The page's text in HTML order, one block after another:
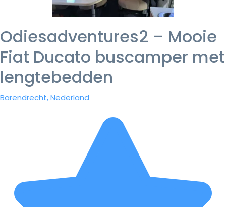
Odiesadventures2 – Mooie
Fiat Ducato buscamper met
lengtebedden
Barendrecht, Nederland